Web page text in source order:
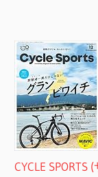
CYCLE